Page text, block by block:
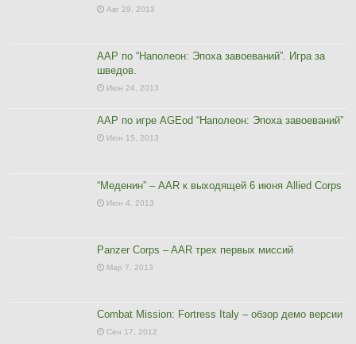
Авг 29, 2013
ААР по “Наполеон: Эпоха завоеваний”. Игра за
шведов.
Июн 24, 2013
ААР по игре AGEod “Наполеон: Эпоха завоеваний”
Июн 15, 2013
“Меденин” – AAR к выходящей 6 июня Allied Corps
Июн 4, 2013
Panzer Corps – AAR трех первых миссий
Мар 7, 2013
Combat Mission: Fortress Italy – обзор демо версии
Сен 17, 2012